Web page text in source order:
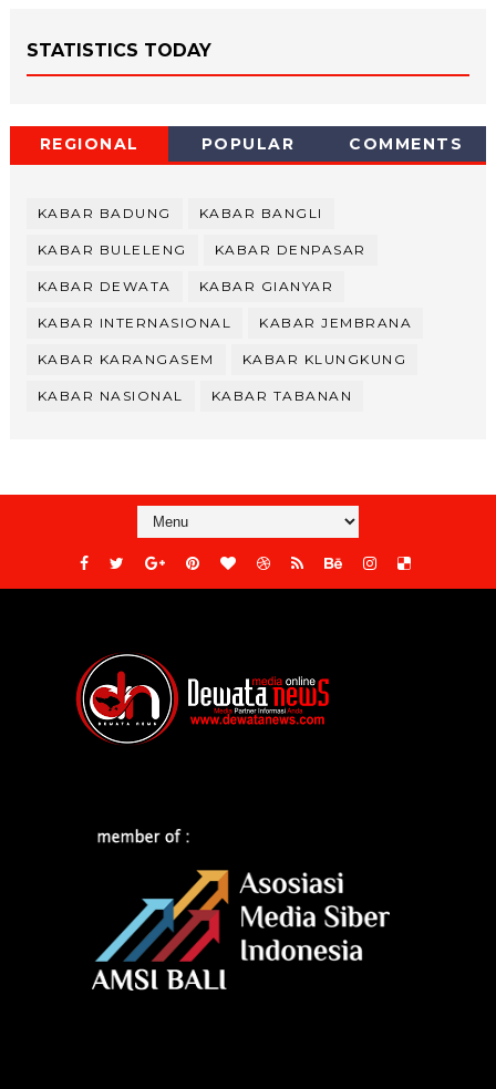
STATISTICS TODAY
REGIONAL POPULAR COMMENTS
KABAR BADUNG KABAR BANGLI
KABAR BULELENG KABAR DENPASAR
KABAR DEWATA KABAR GIANYAR
KABAR INTERNASIONAL KABAR JEMBRANA
KABAR KARANGASEM KABAR KLUNGKUNG
KABAR NASIONAL KABAR TABANAN